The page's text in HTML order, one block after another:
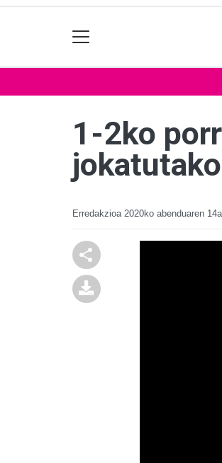
1-2ko
Erredakzioa 2020ko abenduaren 14a